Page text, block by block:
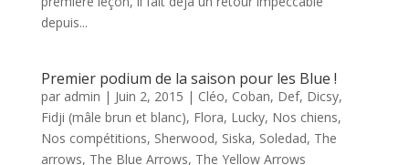
depuis...
Premier podium de la saison pour les Blue !
par admin | Juin 2, 2015 | Cléo, Coban, Def, Dicsy,
Fidji (mâle brun et blanc), Flora, Lucky, Nos chiens,
Nos compétitions, Sherwood, Siska, Soledad, The
arrows, The Blue Arrows, The Yellow Arrows